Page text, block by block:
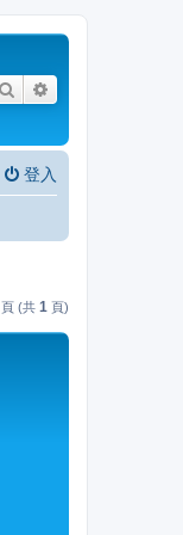
搜尋
登入
頁 (共 1 頁)